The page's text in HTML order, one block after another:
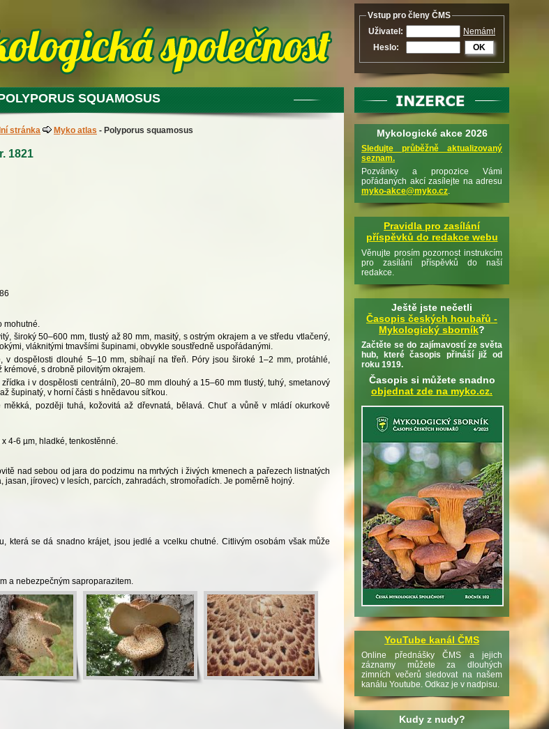
SQUAMOSUS
stránka Myko atlas - Polyporus squamosus
1821
široký 50–600 mm, tlustý až 80 mm, masitý, s ostrým okrajem a ve středu vtlačený,
vláknitými tmavšími šupinami, obvykle soustředně uspořádanými.
v dospělosti dlouhé 5–10 mm, sbíhají na třeň. Póry jsou široké 1–2 mm, protáhlé,
s drobně pilovitým okrajem.
i v dospělosti centrální), 20–80 mm dlouhý a 15–60 mm tlustý, tuhý, smetanový
šupinatý, v horní části s hnědavou síťkou.
později tuhá, kožovitá až dřevnatá, bělavá. Chuť a vůně v mládí okurkově
4-6 µm, hladké, tenkostěnné.
nad sebou od jara do podzimu na mrtvých i živých kmenech a pařezech listnatých
jasan, jírovec) v lesích, parcích, zahradách, stromořadích. Je poměrně hojný.
která se dá snadno krájet, jsou jedlé a vcelku chutné. Citlivým osobám však může
a nebezpečným saproparazitem.
Vstup pro členy ČMS
Uživatel:
Nemám!
Heslo:
OK
Mykologické akce 2026
Sledujte průběžně aktualizovaný
seznam.
Pozvánky a propozice Vámi
pořádaných akcí zasílejte na adresu
myko-akce@myko.cz.
Pravidla pro zasílání
příspěvků do redakce webu
Věnujte prosím pozornost instrukcím
pro zasílání příspěvků do naší
redakce.
Ještě jste nečetli
Časopis českých houbařů -
Mykologický sborník?
Začtěte se do zajímavostí ze světa
hub, které časopis přináší již od
roku 1919.
Časopis si můžete snadno
objednat zde na myko.cz.
YouTube kanál ČMS
Online přednášky ČMS a jejich
záznamy můžete za dlouhých
zimních večerů sledovat na našem
kanálu Youtube. Odkaz je v nadpisu.
Kudy z nudy?